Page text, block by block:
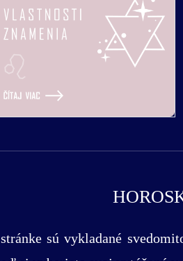
sú vykladané